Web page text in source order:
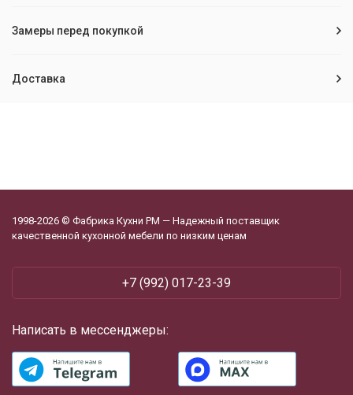
Замеры перед покупкой
Доставка
1998-2026 © Фабрика Кухни РМ — Надежный поставщик
качественной кухонной мебели по низким ценам
+7 (992) 017-23-39
Написать в мессенджеры: